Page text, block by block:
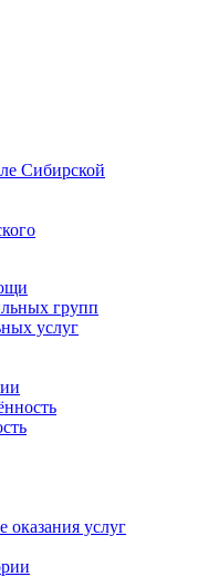
Сибирской
групп
услуг
оказания услуг